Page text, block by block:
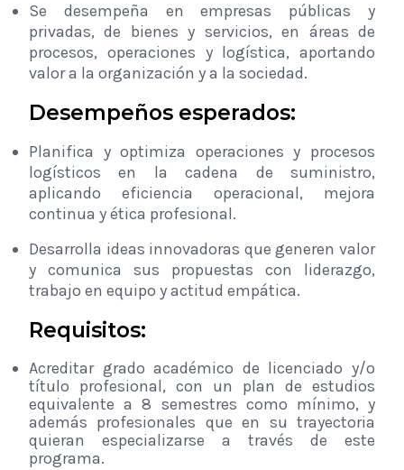
Se desempeña en empresas públicas y
privadas, de bienes y servicios, en áreas de
procesos, operaciones y logística, aportando
valor a la organización y a la sociedad.
Desempeños esperados:
Planifica y optimiza operaciones y procesos
logísticos en la cadena de suministro,
aplicando eficiencia operacional, mejora
continua y ética profesional.
Desarrolla ideas innovadoras que generen valor
y comunica sus propuestas con liderazgo,
trabajo en equipo y actitud empática.
Requisitos:
Acreditar grado académico de licenciado y/o
título profesional, con un plan de estudios
equivalente a 8 semestres como mínimo, y
además profesionales que en su trayectoria
quieran especializarse a través de este
programa.